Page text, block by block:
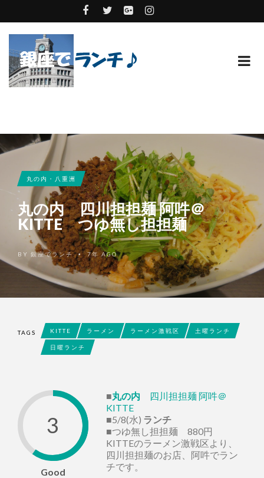
丸の内・八重洲
丸の内 四川担担麺 阿吽＠
KITTE つゆ無し担担麺
BY 銀座でランチ •7年 AGO
TAGS KITTE ラーメン ラーメン激戦区 土曜ランチ
日曜ランチ
3
Good
■丸の内
四川担担麺 阿吽＠
KITTE
■5/8(水) ランチ
■つゆ無し担担麺 880円
KITTEのラーメン激戦区より、
四川担担麺のお店、阿吽でラン
チです。